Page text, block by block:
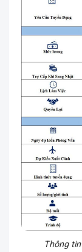
Thông